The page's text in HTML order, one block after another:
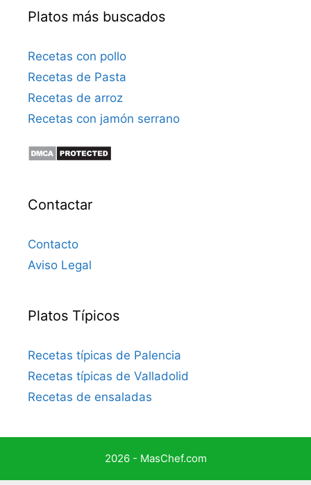
Platos más buscados
Recetas con pollo
Recetas de Pasta
Recetas de arroz
Recetas con jamón serrano
Contactar
Contacto
Aviso Legal
Platos Típicos
Recetas típicas de Palencia
Recetas típicas de Valladolid
Recetas de ensaladas
2026 - MasChef.com